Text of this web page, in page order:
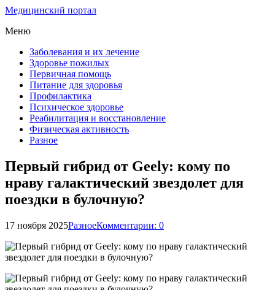
Медицинский портал
Меню
Заболевания и их лечение
Здоровье пожилых
Первичная помощь
Питание для здоровья
Профилактика
Психическое здоровье
Реабилитация и восстановление
Физическая активность
Разное
Первый гибрид от Geely: кому по
нраву галактический звездолет для
поездки в булочную?
17 ноября 2025РазноеКомментарии: 0